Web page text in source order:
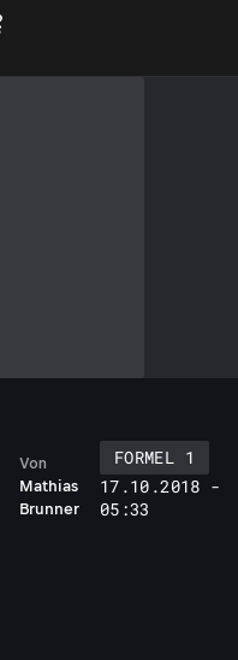
Mathias
Brunner
Von
FORMEL 1
17.10.2018 -
05:33